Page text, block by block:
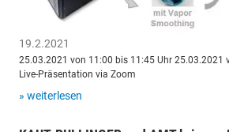
19.2.2021
25.03.2021 von 11:00 bis 11:45 Uhr 25.03.2021
Live-Präsentation via Zoom
» weiterlesen